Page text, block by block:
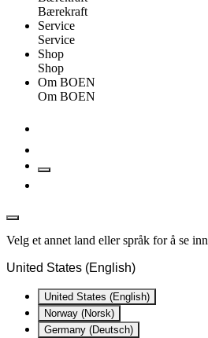
Bærekraft
Service
Service
Shop
Shop
Om BOEN
Om BOEN
Velg et annet land eller språk for å se
United States (English)
United States (English)
Norway (Norsk)
Germany (Deutsch)